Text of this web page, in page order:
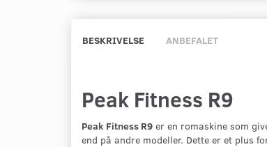
BESKRIVELSE ANBEFALET
Peak Fitness R9
Peak Fitness R9 er en romaskine som
end på andre modeller. Dette er et plus